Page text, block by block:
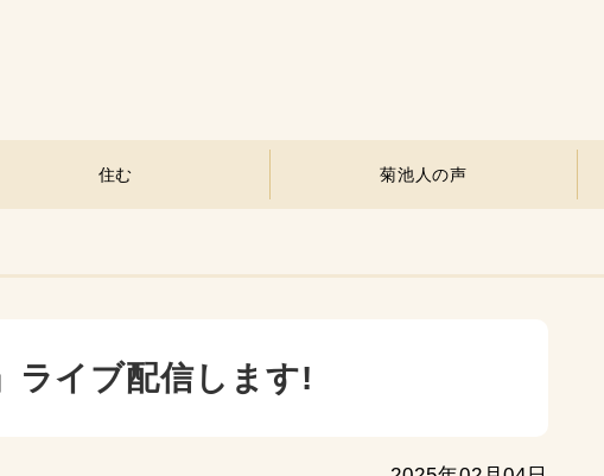
住む 菊池人の声
ライブ配信します!